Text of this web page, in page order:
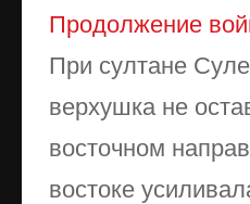
Продолжение
При султане
верхушка не
восточном
востоке